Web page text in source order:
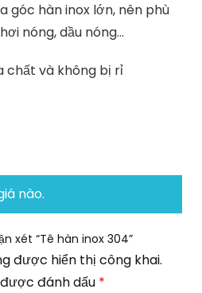
góc hàn inox lớn, nên phù
nóng, dầu nóng…
chất và không bị rỉ
nào.
xét “Tê hàn inox 304”
được hiển thị công khai.
đánh dấu *